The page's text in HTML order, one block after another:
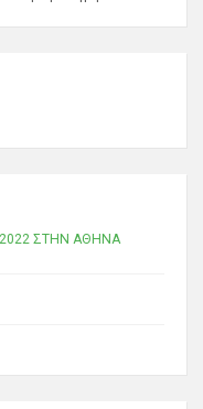
ΣΤΗΝ ΑΘΗΝΑ